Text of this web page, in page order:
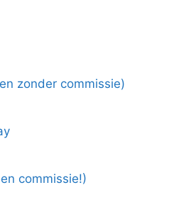
zonder commissie)
commissie!)